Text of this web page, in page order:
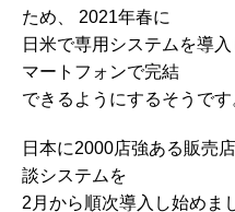
ため、 2021年春に
日米で専用システムを導
マートフォンで完結
できるようにするそうです
日本に2000店強ある販売
談システムを
2月から順次導入し始めま